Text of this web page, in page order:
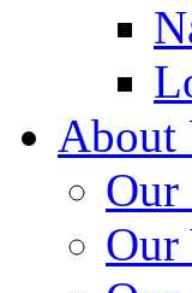
About
Our